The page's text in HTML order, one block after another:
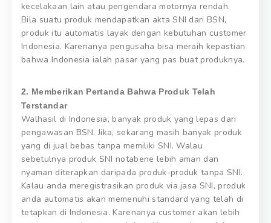
kecelakaan lain atau pengendara motornya rendah.
Bila suatu produk mendapatkan akta SNI dari BSN,
produk itu automatis layak dengan kebutuhan customer
Indonesia. Karenanya pengusaha bisa meraih kepastian
bahwa Indonesia ialah pasar yang pas buat produknya.
2. Memberikan Pertanda Bahwa Produk Telah
Terstandar
Walhasil di Indonesia, banyak produk yang lepas dari
pengawasan BSN. Jika, sekarang masih banyak produk
yang di jual bebas tanpa memiliki SNI. Walau
sebetulnya produk SNI notabene lebih aman dan
nyaman diterapkan daripada produk-produk tanpa SNI.
Kalau anda meregistrasikan produk via jasa SNI, produk
anda automatis akan memenuhi standard yang telah di
tetapkan di Indonesia. Karenanya customer akan lebih